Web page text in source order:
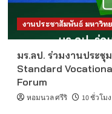
งานประชาสัมพันธ์ มหาวิท
มร.ลป. ร่วมงานประชุ
Standard
Forum
หอมนวล ศรีริ 10 ชั่วโม